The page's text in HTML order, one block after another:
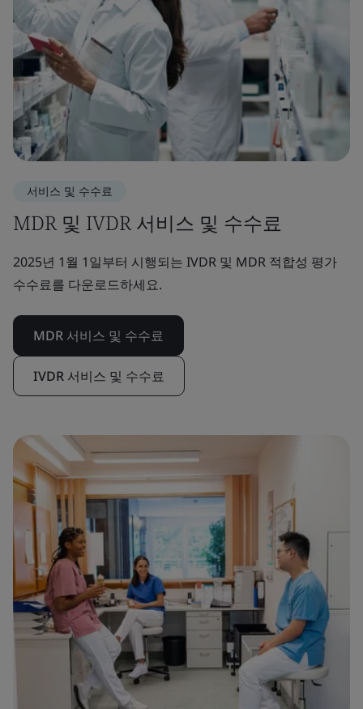
서비스 및 수수료
MDR 및 IVDR 서비스 및 수수료
2025년 1월 1일부터 시행되는 IVDR 및 MDR 적합성 평가
수수료를 다운로드하세요.
MDR 서비스 및 수수료
IVDR 서비스 및 수수료